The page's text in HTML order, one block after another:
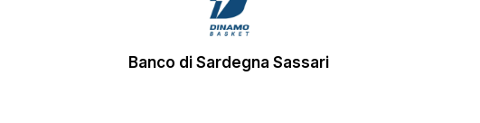
Banco di Sardegna Sassari